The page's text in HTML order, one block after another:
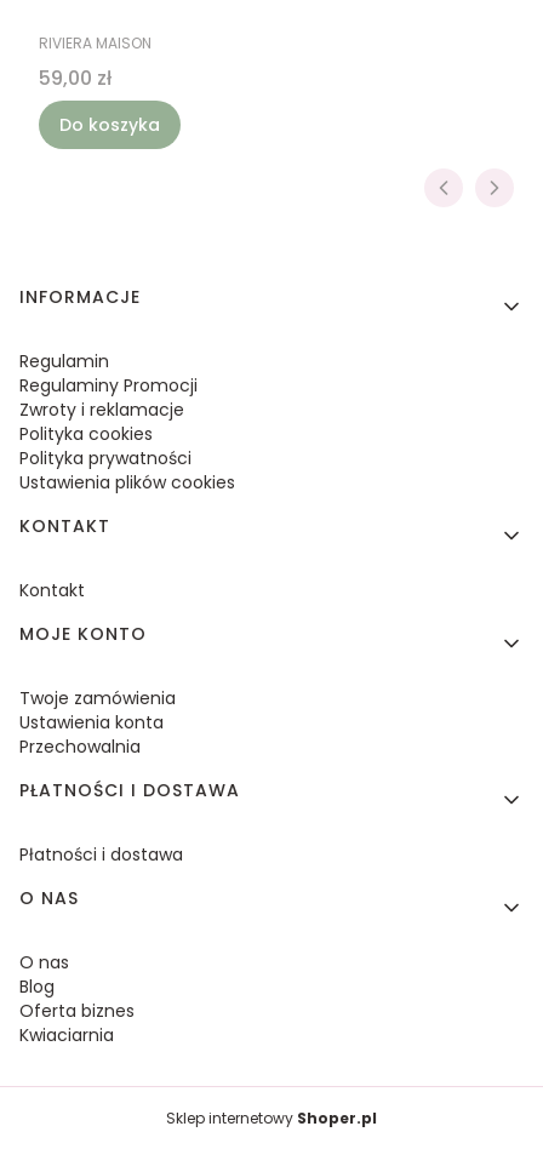
PRODUCENT
RIVIERA MAISON
Cena
59,00 zł
Do koszyka
Linki w stopce
INFORMACJE
Regulamin
Regulaminy Promocji
Zwroty i reklamacje
Polityka cookies
Polityka prywatności
Ustawienia plików cookies
KONTAKT
Kontakt
MOJE KONTO
Twoje zamówienia
Ustawienia konta
Przechowalnia
PŁATNOŚCI I DOSTAWA
Płatności i dostawa
O NAS
O nas
Blog
Oferta biznes
Kwiaciarnia
Sklep internetowy Shoper.pl